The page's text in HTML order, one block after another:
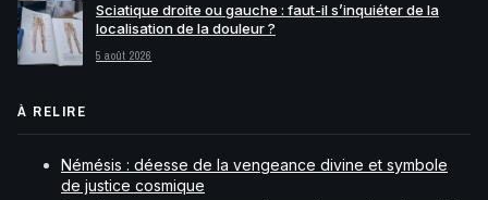
Sciatique droite ou gauche : faut-il s’inquiéter de la
localisation de la douleur ?
5 août 2026
À RELIRE
Némésis : déesse de la vengeance divine et symbole
de justice cosmique